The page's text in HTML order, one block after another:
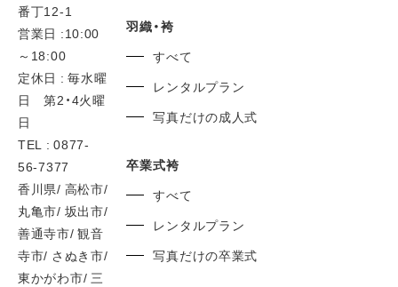
番丁12-1
営業日 :10:00
～18:00
定休日 : 毎水曜
日 第2・4火曜
日
TEL : 0877-
56-7377
香川県/ 高松市/
丸亀市/ 坂出市/
善通寺市/ 観音
寺市/ さぬき市/
東かがわ市/ 三
羽織・袴
すべて
レンタルプラン
写真だけの成人式
卒業式袴
すべて
レンタルプラン
写真だけの卒業式